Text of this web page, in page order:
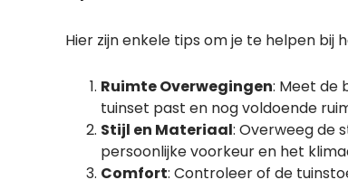
Hier zijn enkele tips om je te helpen bij
Ruimte Overwegingen: Meet de
tuinset past en nog voldoende
Stijl en Materiaal: Overweeg de
persoonlijke voorkeur en het
Comfort: Controleer of de